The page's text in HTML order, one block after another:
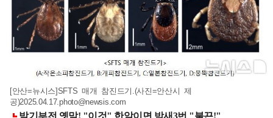
[안산=뉴시스]SFTS 매개 참진드기.(사진=안산시 제
공)2025.04.17.photo@newsis.com